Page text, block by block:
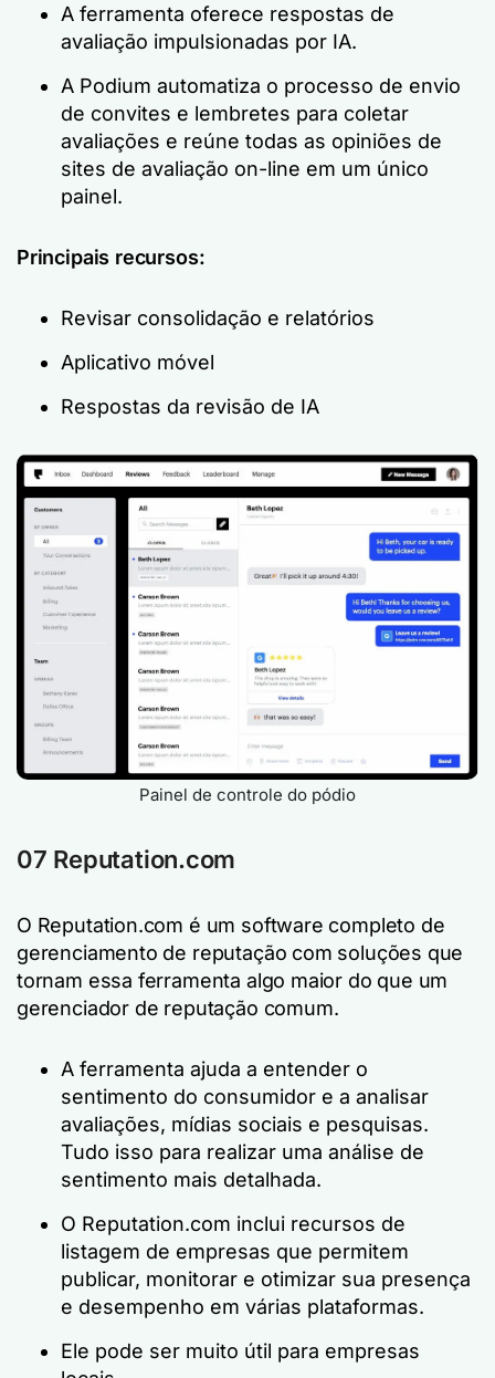
A ferramenta oferece respostas de
avaliação impulsionadas por IA.
A Podium automatiza o processo de envio
de convites e lembretes para coletar
avaliações e reúne todas as opiniões de
sites de avaliação on-line em um único
painel.
Principais recursos:
Revisar consolidação e relatórios
Aplicativo móvel
Respostas da revisão de IA
Painel de controle do pódio
07 Reputation.com
O Reputation.com é um software completo de
gerenciamento de reputação com soluções que
tornam essa ferramenta algo maior do que um
gerenciador de reputação comum.
A ferramenta ajuda a entender o
sentimento do consumidor e a analisar
avaliações, mídias sociais e pesquisas.
Tudo isso para realizar uma análise de
sentimento mais detalhada.
O Reputation.com inclui recursos de
listagem de empresas que permitem
publicar, monitorar e otimizar sua presença
e desempenho em várias plataformas.
Ele pode ser muito útil para empresas